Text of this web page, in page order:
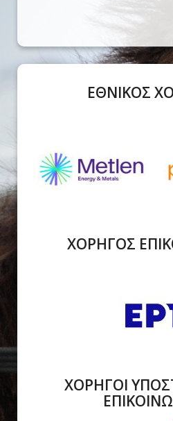
ΕΘΝΙΚΟΣ
ΧΟΡΗΓΟΣ
ΧΟΡΗΓΟΙ